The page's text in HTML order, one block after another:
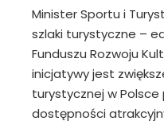
Minister Sportu i
szlaki turystyczne –
Funduszu Rozwoju
inicjatywy jest
turystycznej w
dostępności